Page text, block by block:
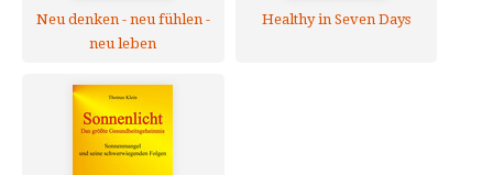
Neu denken - neu fühlen -
neu leben
Healthy in Seven Days